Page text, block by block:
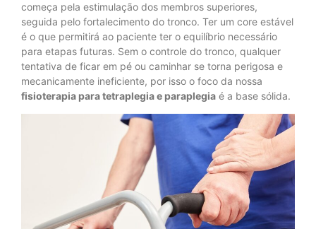
começa pela estimulação dos membros superiores,
seguida pelo fortalecimento do tronco. Ter um core estável
é o que permitirá ao paciente ter o equilíbrio necessário
para etapas futuras. Sem o controle do tronco, qualquer
tentativa de ficar em pé ou caminhar se torna perigosa e
mecanicamente ineficiente, por isso o foco da nossa
fisioterapia para tetraplegia e paraplegia é a base sólida.